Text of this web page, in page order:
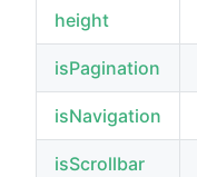
height
isPagination
isNavigation
isScrollbar